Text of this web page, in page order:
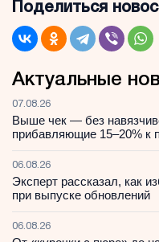
Поделиться
Актуальные
07.08.26
Выше чек — без
прибавляющие 15–20% к
06.08.26
Эксперт рассказал, как
при выпуске обновлений
06.08.26